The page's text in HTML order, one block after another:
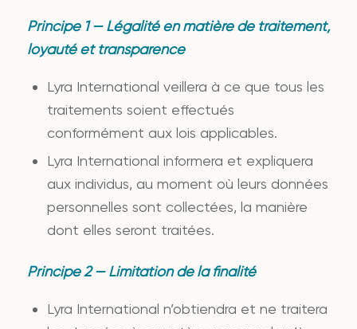
Principe 1 — Légalité en matière de traitement,
loyauté et transparence
Lyra International veillera à ce que tous les
traitements soient effectués
conformément aux lois applicables.
Lyra International informera et expliquera
aux individus, au moment où leurs données
personnelles sont collectées, la manière
dont elles seront traitées.
Principe 2 — Limitation de la finalité
Lyra International n’obtiendra et ne traitera